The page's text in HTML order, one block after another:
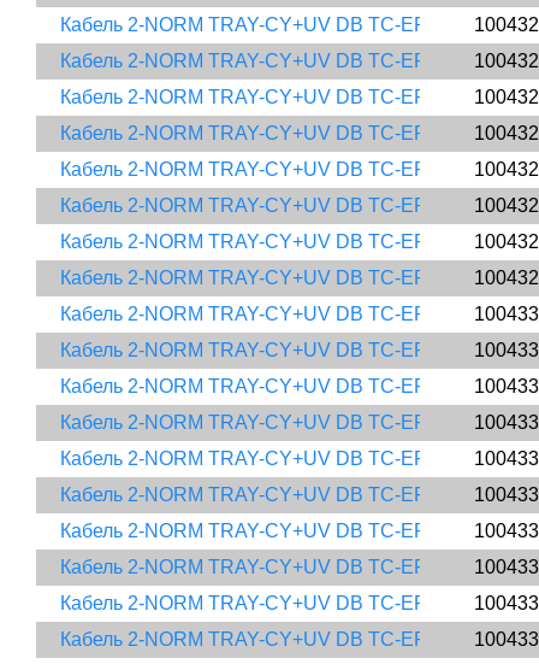
Кабель 2-NORM TRAY-CY+UV DB TC-ER MTW UL/
Кабель 2-NORM TRAY-CY+UV DB TC-ER MTW UL/
Кабель 2-NORM TRAY-CY+UV DB TC-ER MTW UL/
Кабель 2-NORM TRAY-CY+UV DB TC-ER MTW UL/
Кабель 2-NORM TRAY-CY+UV DB TC-ER MTW UL/
Кабель 2-NORM TRAY-CY+UV DB TC-ER MTW UL/
Кабель 2-NORM TRAY-CY+UV DB TC-ER MTW UL/
Кабель 2-NORM TRAY-CY+UV DB TC-ER MTW UL/
Кабель 2-NORM TRAY-CY+UV DB TC-ER MTW UL/
Кабель 2-NORM TRAY-CY+UV DB TC-ER MTW UL/
Кабель 2-NORM TRAY-CY+UV DB TC-ER MTW UL/
Кабель 2-NORM TRAY-CY+UV DB TC-ER MTW UL/
Кабель 2-NORM TRAY-CY+UV DB TC-ER MTW UL/
Кабель 2-NORM TRAY-CY+UV DB TC-ER MTW UL/
Кабель 2-NORM TRAY-CY+UV DB TC-ER MTW UL/
Кабель 2-NORM TRAY-CY+UV DB TC-ER MTW UL/
Кабель 2-NORM TRAY-CY+UV DB TC-ER MTW UL/
Кабель 2-NORM TRAY-CY+UV DB TC-ER MTW UL/